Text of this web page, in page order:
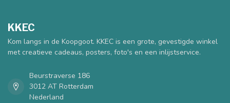
KKEC
Kom langs in de Koopgoot. KKEC is een grote, gevestigde winkel
met creatieve cadeaus, posters, foto's en een inlijstservice.
Beurstraverse 186
3012 AT Rotterdam
Nederland